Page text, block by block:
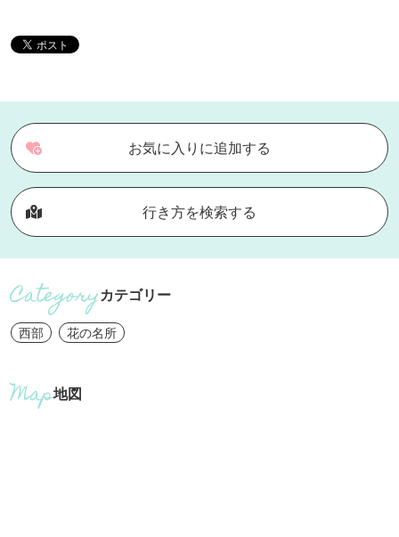
お気に入りに追加する
行き方を検索する
カテゴリー
西部 花の名所
地図